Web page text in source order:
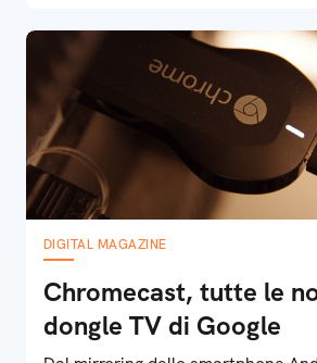
DIGITAL MAGAZINE
Chromecast, tutte le
dongle TV di Google